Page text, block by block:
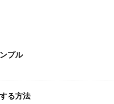
プル
る方法